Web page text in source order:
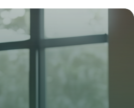
et bienfaits